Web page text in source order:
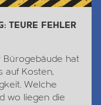
TEURE FEHLER
Bürogebäude hat
auf Kosten,
Welche
wo liegen die